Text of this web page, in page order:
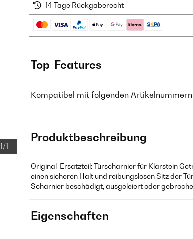
1/1
14 Tage Rückgaberecht
Top-Features
Kompatibel mit folgenden
Produktbeschreibung
Original-Ersatzteil: Türscharnier für Klarstein
einen sicheren Halt und reibungslosen Sitz der
Scharnier beschädigt, ausgeleiert oder
Eigenschaften